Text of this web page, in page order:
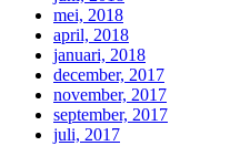
mei, 2018
april, 2018
januari, 2018
december, 2017
november, 2017
september, 2017
juli, 2017